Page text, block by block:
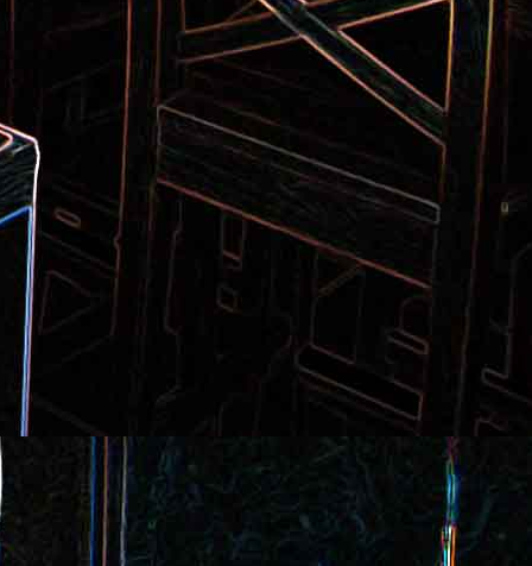
poêle aux tomates séchées
de Salade de thon aux câpres et
aux deux olives